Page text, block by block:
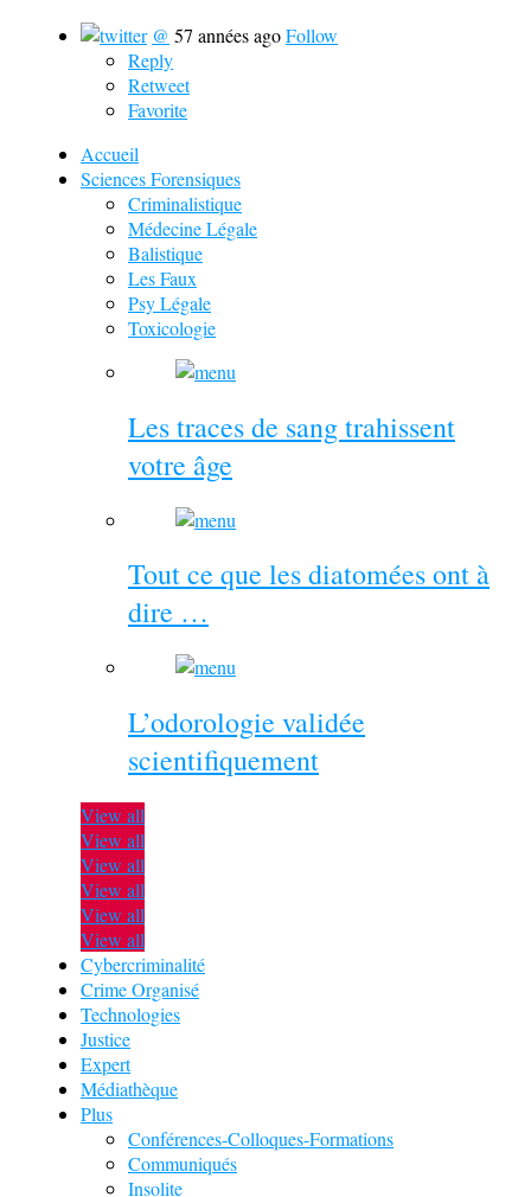
@ 57 années agoFollow
Reply
Retweet
Favorite
Accueil
Sciences Forensiques
Criminalistique
Médecine Légale
Balistique
Les Faux
Psy Légale
Toxicologie
Les traces de sang trahissent
votre âge
Tout ce que les diatomées ont à
dire …
L’odorologie validée
scientifiquement
View all
View all
View all
View all
View all
View all
Cybercriminalité
Crime Organisé
Technologies
Justice
Expert
Médiathèque
Plus
Conférences-Colloques-Formations
Communiqués
Insolite